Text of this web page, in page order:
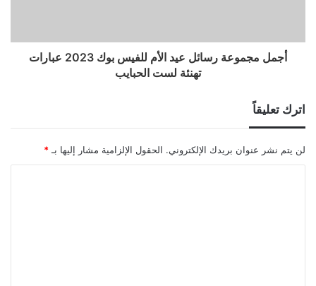
أجمل مجموعة رسائل عيد الأم للفيس بوك 2023 عبارات
تهنئة لست الحبايب
اترك تعليقاً
لن يتم نشر عنوان بريدك الإلكتروني. الحقول الإلزامية مشار إليها بـ *